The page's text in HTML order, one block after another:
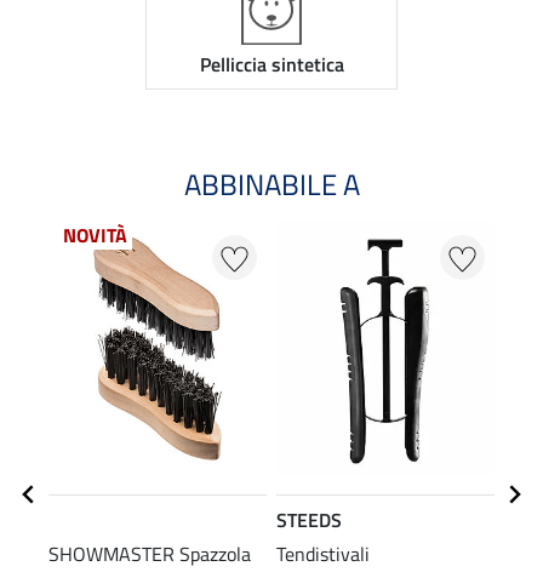
Pelliccia sintetica
ABBINABILE A
NOVITÀ
SHOWMASTER Spazzola
STEEDS
Tendistivali